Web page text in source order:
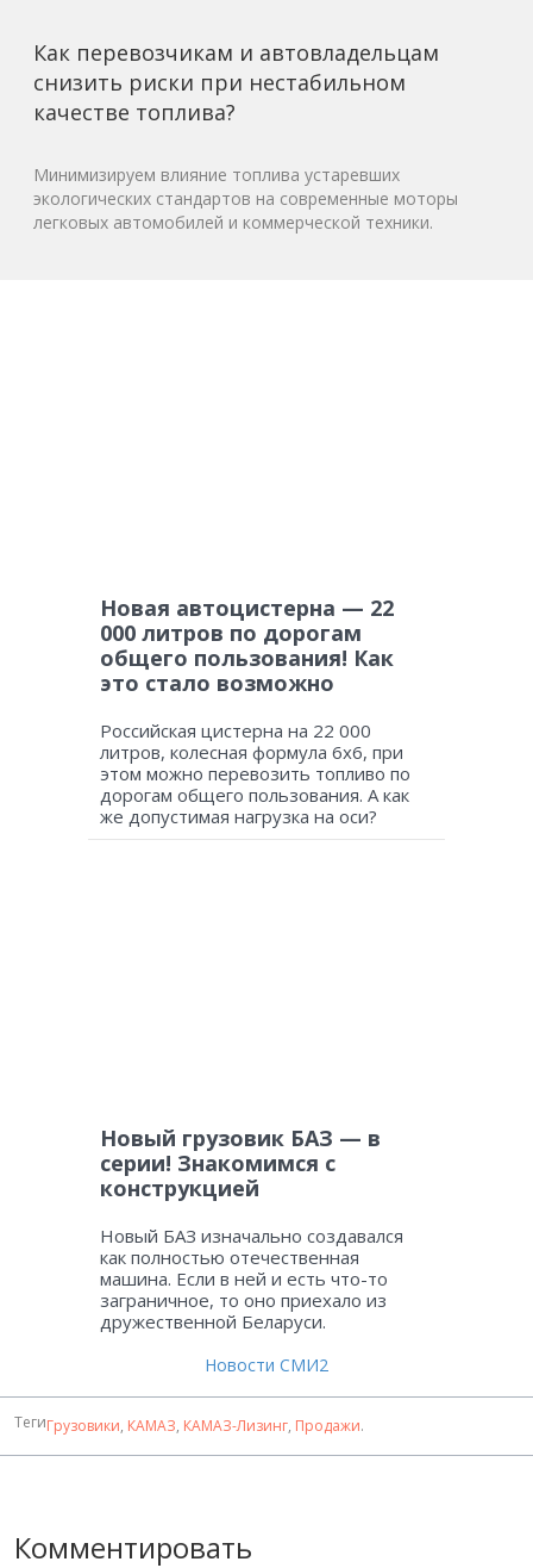
Как перевозчикам и автовладельцам
снизить риски при нестабильном
качестве топлива?
Минимизируем влияние топлива устаревших
экологических стандартов на современные моторы
легковых автомобилей и коммерческой техники.
Новая автоцистерна — 22
000 литров по дорогам
общего пользования! Как
это стало возможно
Российская цистерна на 22 000
литров, колесная формула 6х6, при
этом можно перевозить топливо по
дорогам общего пользования. А как
же допустимая нагрузка на оси?
Новый грузовик БАЗ — в
серии! Знакомимся с
конструкцией
Новый БАЗ изначально создавался
как полностью отечественная
машина. Если в ней и есть что-то
заграничное, то оно приехало из
дружественной Беларуси.
Новости СМИ2
ТегиГрузовики, КАМАЗ, КАМАЗ-Лизинг, Продажи.
Комментировать